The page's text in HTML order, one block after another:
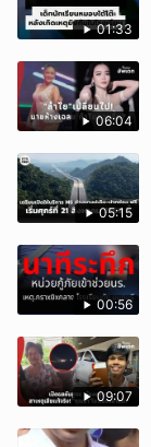
01:33
06:04
05:15
00:56
09:07